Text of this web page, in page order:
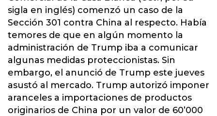
sigla en inglés) comenzó un caso de la
Sección 301 contra China al respecto. Había
temores de que en algún momento la
administración de Trump iba a comunicar
algunas medidas proteccionistas. Sin
embargo, el anunció de Trump este jueves
asustó al mercado. Trump autorizó imponer
aranceles a importaciones de productos
originarios de China por un valor de 60’000